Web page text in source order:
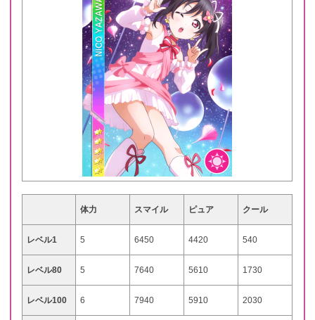
体力 スマイル ピュア クール
レベル1 5 6450 4420 540
レベル80 5 7640 5610 1730
レベル100 6 7940 5910 2030